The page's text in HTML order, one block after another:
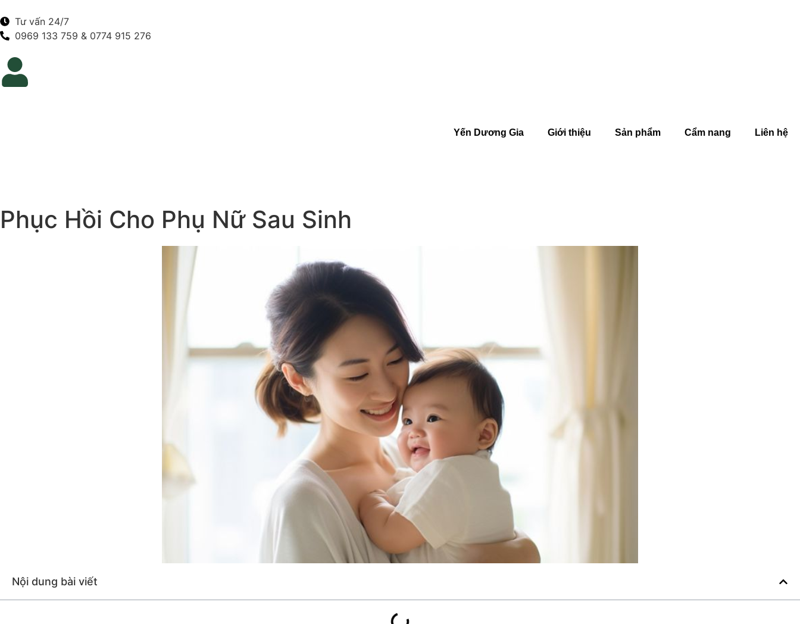
Tư vấn 24/7
0969 133 759 & 0774 915 276
Yến Dương Gia Giới thiệu Sản phẩm Cẩm nang Liên hệ
Phục Hồi Cho Phụ Nữ Sau Sinh
Nội dung bài viết